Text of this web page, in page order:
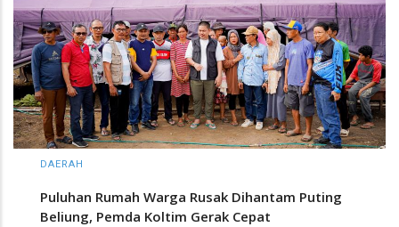
DAERAH
Puluhan Rumah Warga Rusak Dihantam Puting
Beliung, Pemda Koltim Gerak Cepat